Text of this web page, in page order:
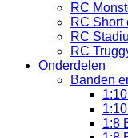
RC
RC Short
RC
RC
Onderdelen
Banden
1:8